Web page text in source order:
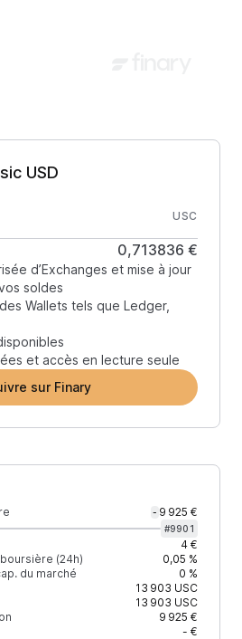
USD
USC
0,713836 €
d’Exchanges et mise à jour
soldes
Wallets tels que Ledger,
et accès en lecture seule
sur Finary
- 9 925 €
#9901
4 €
(24h)
0,05 %
du marché
0 %
13 903 USC
13 903 USC
9 925 €
- €